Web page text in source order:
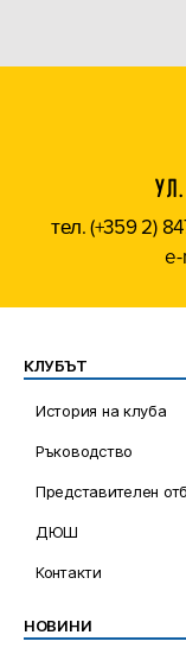
тел. (+359 2)
КЛУБЪТ
История на клуба
Ръководство
Представителен
ДЮШ
Контакти
НОВИНИ